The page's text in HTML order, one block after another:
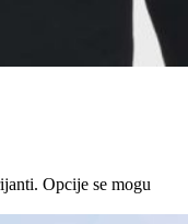
Opcije se mogu